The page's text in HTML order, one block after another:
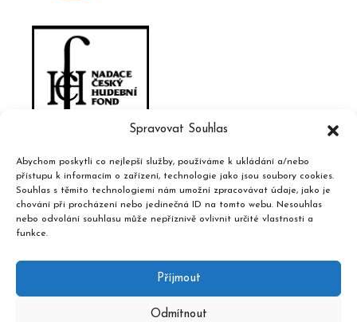
Spravovat Souhlas
Abychom poskytli co nejlepší služby, používáme k ukládání a/nebo
přístupu k informacím o zařízení, technologie jako jsou soubory cookies.
Souhlas s těmito technologiemi nám umožní zpracovávat údaje, jako je
chování při procházení nebo jedinečná ID na tomto webu. Nesouhlas
nebo odvolání souhlasu může nepříznivě ovlivnit určité vlastnosti a
funkce.
Příjmout
Odmítnout